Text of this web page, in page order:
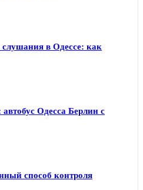
в Одессе: как
Одесса Берлин с
способ контроля